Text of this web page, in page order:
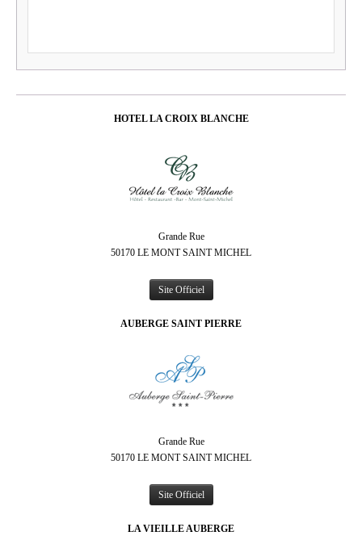
HOTEL LA CROIX BLANCHE
Grande Rue
50170 LE MONT SAINT MICHEL
Site Officiel
AUBERGE SAINT PIERRE
Grande Rue
50170 LE MONT SAINT MICHEL
Site Officiel
LA VIEILLE AUBERGE